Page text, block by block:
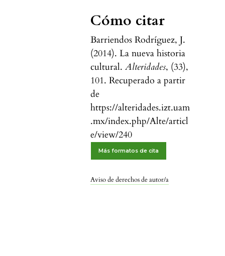
Cómo citar
Barriendos Rodríguez, J.
(2014). La nueva historia
cultural. Alteridades, (33),
101. Recuperado a partir
de
https://alteridades.izt.uam
.mx/index.php/Alte/articl
e/view/240
Más formatos de cita
Aviso de derechos de autor/a